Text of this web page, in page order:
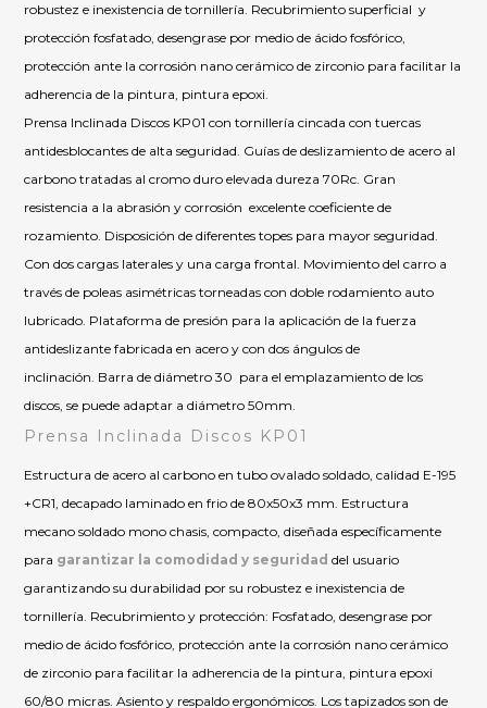
robustez e inexistencia de tornillería. Recubrimiento superficial y
protección fosfatado, desengrase por medio de ácido fosfórico,
protección ante la corrosión nano cerámico de zirconio para facilitar la
adherencia de la pintura, pintura epoxi.
Prensa Inclinada Discos KP01 con tornillería cincada con tuercas
antidesblocantes de alta seguridad. Guías de deslizamiento de acero al
carbono tratadas al cromo duro elevada dureza 70Rc. Gran
resistencia a la abrasión y corrosión excelente coeficiente de
rozamiento. Disposición de diferentes topes para mayor seguridad.
Con dos cargas laterales y una carga frontal. Movimiento del carro a
través de poleas asimétricas torneadas con doble rodamiento auto
lubricado. Plataforma de presión para la aplicación de la fuerza
antideslizante fabricada en acero y con dos ángulos de
inclinación. Barra de diámetro 30 para el emplazamiento de los
discos, se puede adaptar a diámetro 50mm.
Prensa Inclinada Discos KP01
Estructura de acero al carbono en tubo ovalado soldado, calidad E-195
+CR1, decapado laminado en frio de 80x50x3 mm. Estructura
mecano soldado mono chasis, compacto, diseñada específicamente
para garantizar la comodidad y seguridad del usuario
garantizando su durabilidad por su robustez e inexistencia de
tornillería. Recubrimiento y protección: Fosfatado, desengrase por
medio de ácido fosfórico, protección ante la corrosión nano cerámico
de zirconio para facilitar la adherencia de la pintura, pintura epoxi
60/80 micras. Asiento y respaldo ergonómicos. Los tapizados son de